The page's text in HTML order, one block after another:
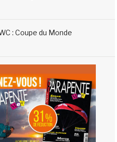
: Coupe du Monde